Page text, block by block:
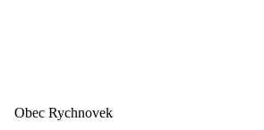
Obec Rychnovek